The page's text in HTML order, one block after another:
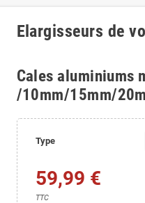
Elargisseurs de
Cales aluminiums
/10mm/15mm/
Type
59,99 €
TTC